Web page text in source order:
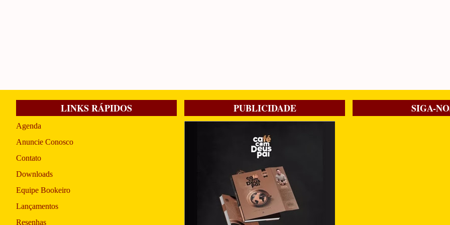
LINKS RÁPIDOS
Agenda
Anuncie Conosco
Contato
Downloads
Equipe Bookeiro
Lançamentos
Resenhas
PUBLICIDADE SIGA-